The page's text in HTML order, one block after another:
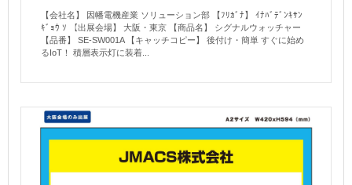
【会社名】 因幡電機産業 ソリューション部 【ﾌﾘｶﾞﾅ】 ｲﾅﾊﾞﾃﾞﾝｷｻﾝ
ｷﾞｮｳ ｿ 【出展会場】 大阪・東京 【商品名】 シグナルウォッチャー
【品番】 SE-SW001A 【キャッチコピー】 後付け・簡単 すぐに始め
るIoT！ 積層表示灯に装着...